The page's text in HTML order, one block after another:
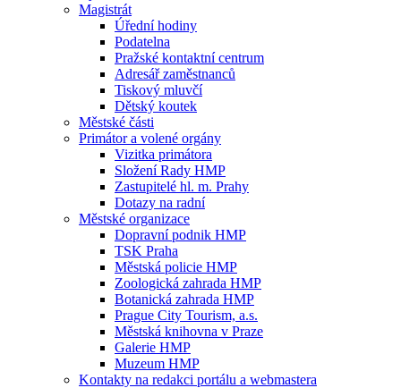
Magistrát
Úřední hodiny
Podatelna
Pražské kontaktní centrum
Adresář zaměstnanců
Tiskový mluvčí
Dětský koutek
Městské části
Primátor a volené orgány
Vizitka primátora
Složení Rady HMP
Zastupitelé hl. m. Prahy
Dotazy na radní
Městské organizace
Dopravní podnik HMP
TSK Praha
Městská policie HMP
Zoologická zahrada HMP
Botanická zahrada HMP
Prague City Tourism, a.s.
Městská knihovna v Praze
Galerie HMP
Muzeum HMP
Kontakty na redakci portálu a webmastera